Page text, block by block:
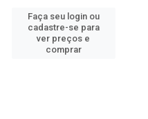
Faça seu login ou
cadastre-se para
ver preços e
comprar